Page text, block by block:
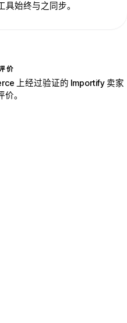
始终与之同步。
价
上经过验证的 Importify 卖家
价。